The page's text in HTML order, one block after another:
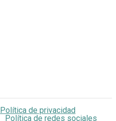
Política de privacidad
Política de redes sociales